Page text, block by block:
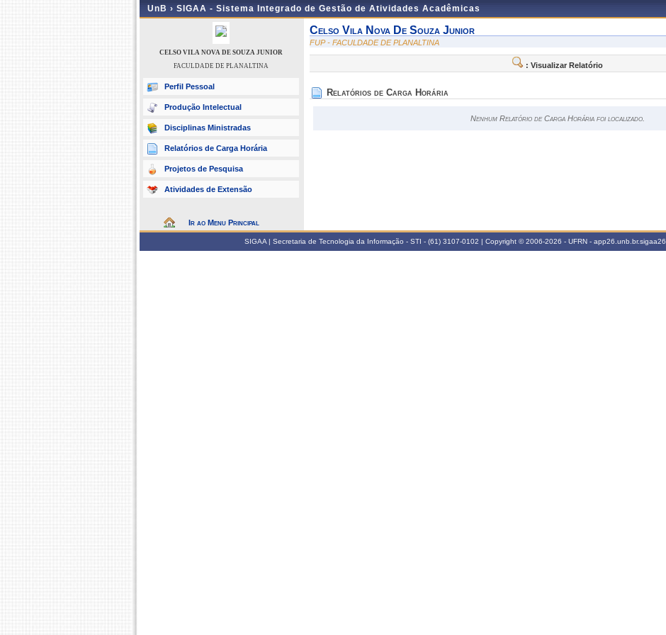
UnB › SIGAA - Sistema Integrado de Gestão de Atividades Acadêmicas
CELSO VILA NOVA DE SOUZA JUNIOR
FACULDADE DE PLANALTINA
Perfil Pessoal
Produção Intelectual
Disciplinas Ministradas
Relatórios de Carga Horária
Projetos de Pesquisa
Atividades de Extensão
Ir ao Menu Principal
Celso Vila Nova De Souza Junior
FUP - FACULDADE DE PLANALTINA
: Visualizar Relatório
Relatórios de Carga Horária
Nenhum Relatório de Carga Horária foi localizado.
SIGAA | Secretaria de Tecnologia da Informação - STI - (61) 3107-0102 | Copyright © 2006-2026 - UFRN - app26.unb.br.sigaa26